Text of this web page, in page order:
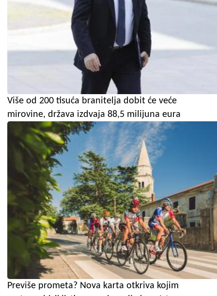
Više od 200 tisuća branitelja dobit će veće
mirovine, država izdvaja 88,5 milijuna eura
Previše prometa? Nova karta otkriva kojim